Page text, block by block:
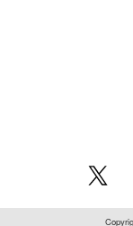
ンタテインメン
正しいバスの見
流れ星が消えな
エンタテインメ
十字架 （2016年
海よりもまだ深